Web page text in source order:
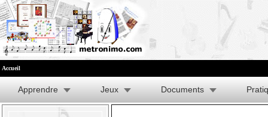
Accueil
Apprendre Jeux Documents